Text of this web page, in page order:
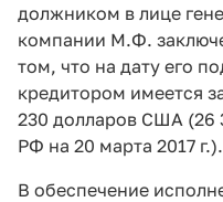
должником в лице
компании М.Ф.
том, что на дату его
кредитором имеется
230 долларов США (26
РФ на 20 марта 2017 г.).
В обеспечение